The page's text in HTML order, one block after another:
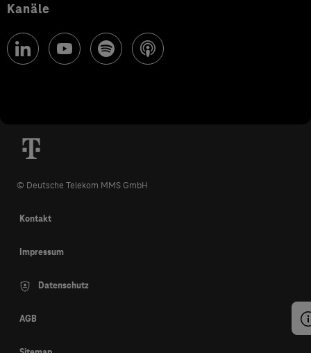
Kanäle
© Deutsche Telekom MMS GmbH
Kontakt
Impressum
Datenschutz
AGB